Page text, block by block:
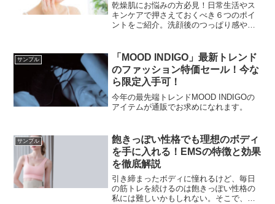
乾燥肌にお悩みの方必見！日常生活やス
キンケアで押さえておくべき６つのポイ
ントをご紹介。洗顔後のつっぱり感やメ
の記事では、乾燥肌について正しい知識
とスキンケア方法を解説するので、ぜひ
参考にして健康な肌を手に入れましょ
う！
サンプル
「MOOD INDIGO」最新トレンド
のファッション特価セール！今な
ら限定入手可！
今年の最先端トレンドMOOD INDIGOの
アイテムが通販でお求めになれます。
サンプル
飽きっぽい性格でも理想のボディ
を手に入れる！EMSの特徴と効果
を徹底解説
引き締まったボディに憧れるけど、毎日
の筋トレを続けるのは飽きっぽい性格の
私には難しいかもしれない。そこで、